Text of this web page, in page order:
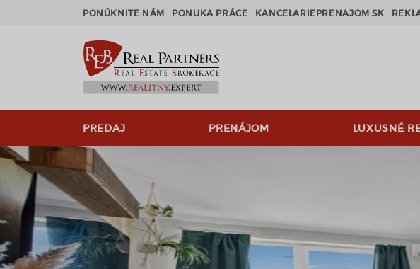
PONÚKNITE NÁM PONUKA PRÁCE KANCELARIEPRENAJOM.SK
PREDAJ PRENÁJOM LUXUSNÉ